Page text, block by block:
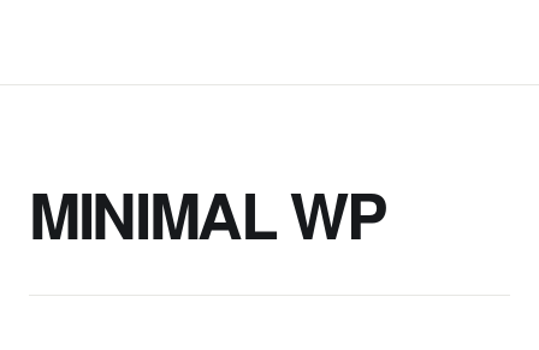
MINIMAL WP